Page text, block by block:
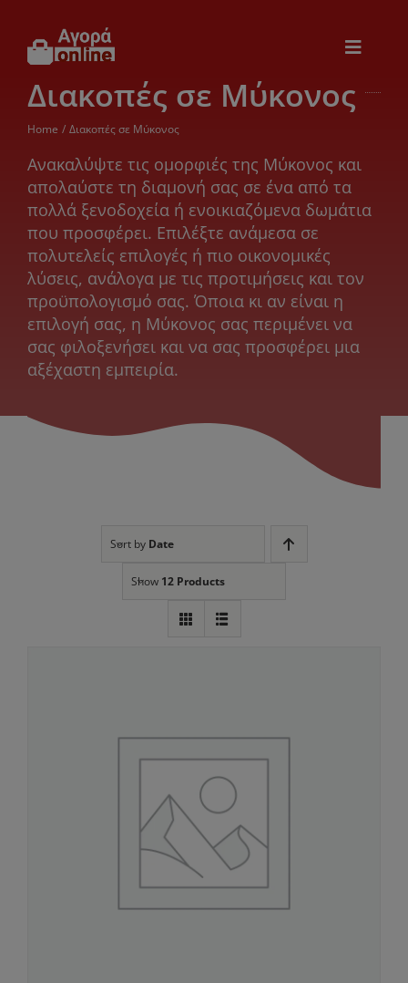
περιεχόμενο
Toggle
Εικόνα & Ήχος
Παιχνίδια
Θέρμανση – Ψύξη
Ηλεκτρονικά
Ξενοδοχεία
Διακοπές σε Μύκονος
Home Διακοπές σε Μύκονος
Ανακαλύψτε τις ομορφιές της Μύκονος και
απολαύστε τη διαμονή σας σε ένα από τα
πολλά ξενοδοχεία ή ενοικιαζόμενα δωμάτια
που προσφέρει. Επιλέξτε ανάμεσα σε
πολυτελείς επιλογές ή πιο οικονομικές
λύσεις, ανάλογα με τις προτιμήσεις και τον
προϋπολογισμό σας. Όποια κι αν είναι η
επιλογή σας, η Μύκονος σας περιμένει να
σας φιλοξενήσει και να σας προσφέρει μια
αξέχαστη εμπειρία.
Sort by Date
Show 12 Products